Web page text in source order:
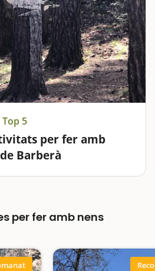
5
per fer amb
Barberà
la Conca de Barberà
amb ressò mundial i amb
per fer amb nens